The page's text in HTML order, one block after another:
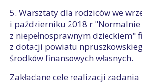
5. Warsztaty dla rodziców we
i październiku 2018 r "Normalnie
z niepełnosprawnym dzieckiem"
z dotacji powiatu
środków finansowych własnych.
Zakładane cele realizacji zadania